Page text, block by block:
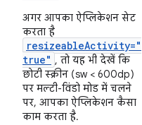
अगर आपका ऐप्लिकेशन सेट
करता है
resizeableActivity="
true" , तो यह भी देखें कि
छोटी स्क्रीन (sw < 600dp)
पर मल्टी-विंडो मोड में चलने
पर, आपका ऐप्लिकेशन कैसा
काम करता है.